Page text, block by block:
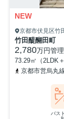
NEW
京都市伏見区竹
竹田醍醐田町
2,780万円管
73.29㎡（2LDK
京都市営烏丸
バス